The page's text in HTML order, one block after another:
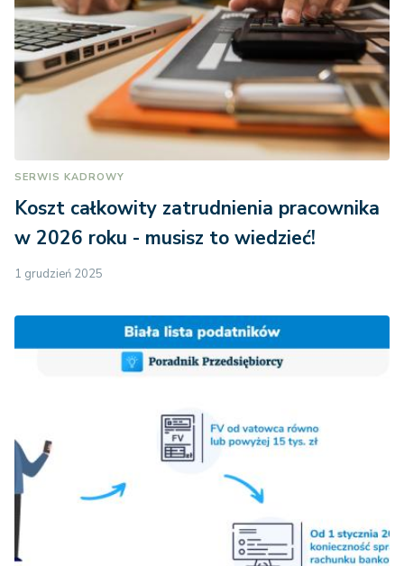
SERWIS KADROWY
Koszt całkowity zatrudnienia pracownika
w 2026 roku - musisz to wiedzieć!
1 grudzień 2025